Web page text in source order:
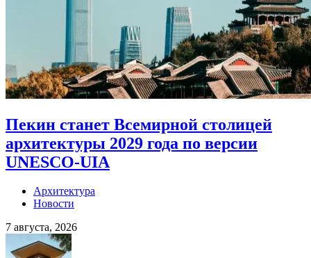
Пекин станет Всемирной столицей
архитектуры 2029 года по версии
UNESCO-UIA
Архитектура
Новости
7 августа, 2026